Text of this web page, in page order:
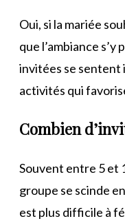
Oui, si la mariée
que l’ambiance s’y
invitées se sentent
activités qui
Combien
Souvent entre 5 et
groupe se scinde
est plus difficile à